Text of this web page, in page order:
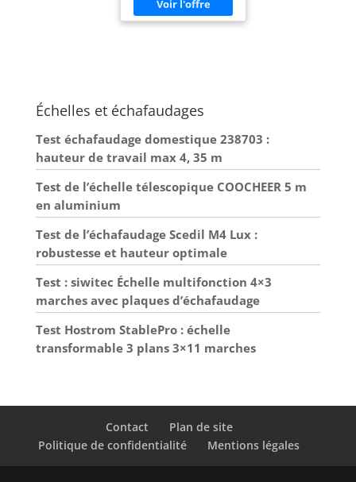
Échelles et échafaudages
Test échafaudage domestique 238703 :
hauteur de travail max 4, 35 m
Test de l’échelle télescopique COOCHEER 5 m
en aluminium
Test de l’échafaudage Scedil M4 Lux :
robustesse et hauteur optimale
Test : siwitec Échelle multifonction 4×3
marches avec plaques d’échafaudage
Test Hostrom StablePro : échelle
transformable 3 plans 3×11 marches
Contact
Plan de site
Politique de confidentialité
Mentions légales